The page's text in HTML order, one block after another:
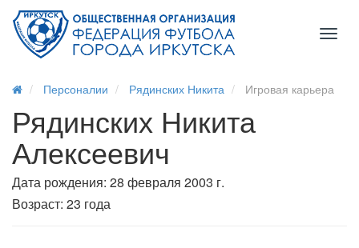
Персоналии Рядинских Никита Игровая карьера
Рядинских Никита
Алексеевич
Дата рождения: 28 февраля 2003 г.
Возраст: 23 года